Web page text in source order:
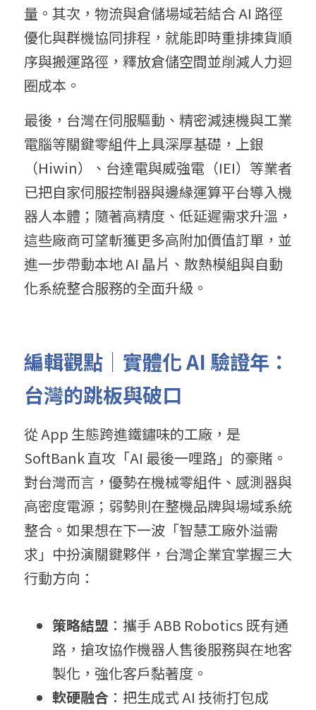
量。其次，物流與倉儲場域若結合 AI 路徑
優化與群機協同排程，就能即時重排揀貨順
序與搬運路徑，釋放倉儲空間並削減人力迴
圈成本。
最後，台灣在伺服驅動、精密減速機與工業
電腦等關鍵零組件上具深厚基礎，上銀
（Hiwin）、台達電與威強電（IEI）等業者
已把自家伺服控制器與邊緣運算平台導入機
器人本體；隨著高精度、低延遲需求升溫，
這些廠商可望斬獲更多高附加價值訂單，並
進一步帶動本地 AI 晶片、散熱模組與自動
化系統整合服務的全面升級。
編輯觀點｜實體化 AI 驗證年：
台灣的跳板與破口
從 App 生態跨進鐵鏽味的工廠，是
SoftBank 直攻「AI 最後一哩路」的豪賭。
對台灣而言，優勢在機械零組件、感測器與
高密度電源；弱勢則在整機品牌與場域系統
整合。如果想在下一波「智慧工廠外溢需
求」中扮演關鍵夥伴，台灣企業宜掌握三大
行動方向：
策略結盟 ：攜手 ABB Robotics 既有通
路，搶攻協作機器人售後服務與在地客
製化，強化客戶黏著度。
軟硬融合 ：把生成式 AI 技術打包成